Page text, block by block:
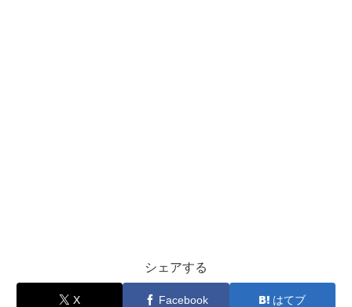
シェアする
X Facebook はてブ